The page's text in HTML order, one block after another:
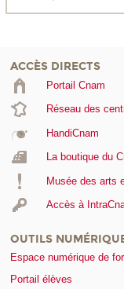
ACCÈS DIRECTS
Portail Cnam
Réseau des
HandiCnam
La boutique du
Musée des arts
Accès à
OUTILS
Espace numérique de
Portail élèves